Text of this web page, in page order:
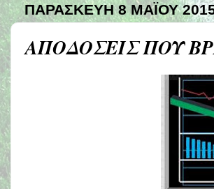
ΠΑΡΑΣΚΕΥΉ 8 ΜΑΪ́ΟΥ
ΑΠΟΔΟΣΕΙΣ ΠΟΥ